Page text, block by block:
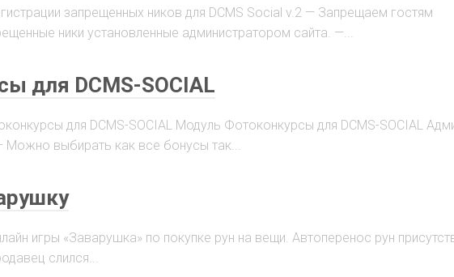
запрещенных ников для DCMS Social v.2 — Запрещаем гостям
ники установленные администратором сайта. —...
для DCMS-SOCIAL
для DCMS-SOCIAL Модуль Фотоконкурсы для DCMS-SOCIAL
Можно выбирать как все бонусы так...
игры «Заварушка» по покупке рун на вещи. Автоперенос рун
слился...